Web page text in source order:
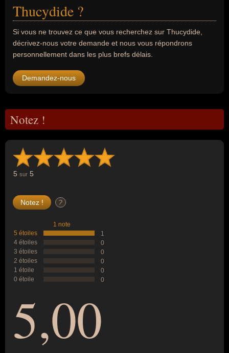
Thucydide ?
Si vous ne trouvez ce que vous recherchez sur Thucydide,
décrivez-nous votre demande et nous vous répondrons
personnellement dans les plus brefs délais.
Demandez-nous
Notez !
5 sur 5
?
1 note
5 étoiles
1
4 étoiles
0
3 étoiles
0
2 étoiles
0
1 étoile
0
0 étoile
0
5,00